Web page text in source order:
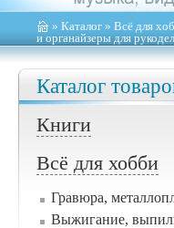
» Каталог » Всё для
и органайзеры для
Каталог
Книги
Всё для хобби
Гравюра,
Выжигание,